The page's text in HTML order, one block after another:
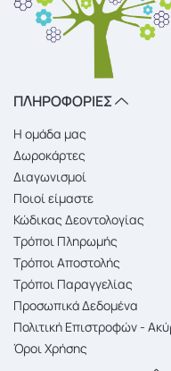
ΠΛΗΡΟΦΟΡΙΕΣ
Η ομάδα μας
Δωροκάρτες
Διαγωνισμοί
Ποιοί είμαστε
Κώδικας Δεοντολογίας
Τρόποι Πληρωμής
Τρόποι Αποστολής
Τρόποι Παραγγελίας
Προσωπικά Δεδομένα
Πολιτική Επιστροφών -
Όροι Χρήσης